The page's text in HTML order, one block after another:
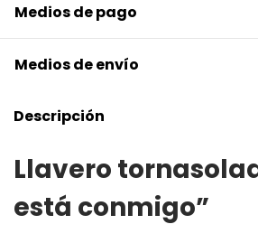
Medios de pago
Medios de envío
Descripción
Llavero
está conmigo”